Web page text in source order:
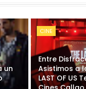
un
CINE
Entre
Asistimos a
LAST OF US